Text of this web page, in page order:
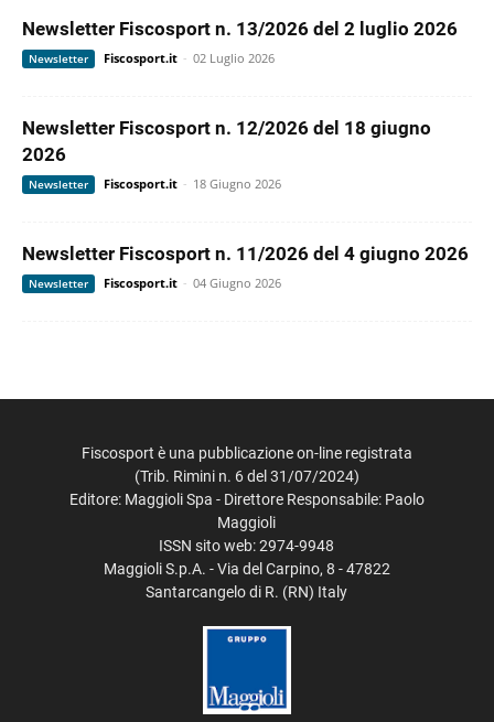
Newsletter Fiscosport n. 13/2026 del 2 luglio 2026
Newsletter Fiscosport.it - 02 Luglio 2026
Newsletter Fiscosport n. 12/2026 del 18 giugno
2026
Newsletter Fiscosport.it - 18 Giugno 2026
Newsletter Fiscosport n. 11/2026 del 4 giugno 2026
Newsletter Fiscosport.it - 04 Giugno 2026
Fiscosport è una pubblicazione on-line registrata
(Trib. Rimini n. 6 del 31/07/2024)
Editore: Maggioli Spa - Direttore Responsabile: Paolo
Maggioli
ISSN sito web: 2974-9948
Maggioli S.p.A. - Via del Carpino, 8 - 47822
Santarcangelo di R. (RN) Italy